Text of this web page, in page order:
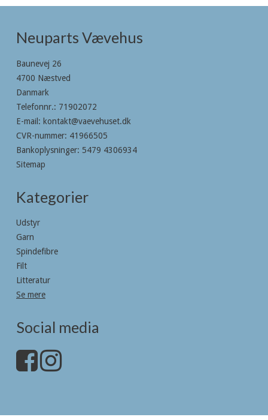
Neuparts Vævehus
Baunevej 26
4700 Næstved
Danmark
Telefonnr.: 71902072
E-mail : kontakt@vaevehuset.dk
CVR-nummer: 41966505
Bankoplysninger: 5479 4306934
Sitemap
Kategorier
Udstyr
Garn
Spindefibre
Filt
Litteratur
Se mere
Social media